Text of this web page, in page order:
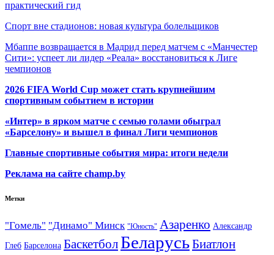
практический гид
Спорт вне стадионов: новая культура болельщиков
Мбаппе возвращается в Мадрид перед матчем с «Манчестер
Сити»: успеет ли лидер «Реала» восстановиться к Лиге
чемпионов
2026 FIFA World Cup может стать крупнейшим
спортивным событием в истории
«Интер» в ярком матче с семью голами обыграл
«Барселону» и вышел в финал Лиги чемпионов
Главные спортивные события мира: итоги недели
Реклама на сайте champ.by
Метки
"Гомель" "Динамо" Минск "Юность" Азаренко Александр
Глеб Барселона Баскетбол БеларусьБиатлон